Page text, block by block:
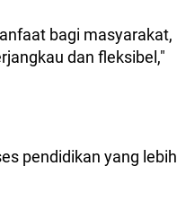
bagi masyarakat,
dan fleksibel,"
pendidikan yang lebih